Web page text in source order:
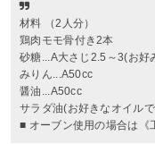
材料 （2人分）
鶏肉モモ骨付き2本
砂糖...A大さじ2.5～3(お好
みりん...A50cc
醤油...A50cc
サラダ油(お好きなオイル
■ オーブン使用の場合は《